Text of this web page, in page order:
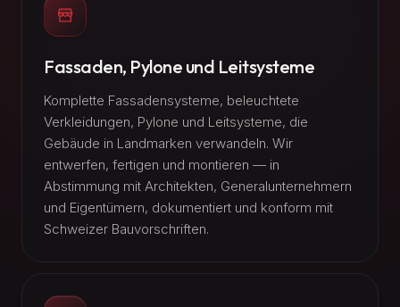
Fassaden, Pylone und Leitsysteme
Komplette Fassadensysteme, beleuchtete
Verkleidungen, Pylone und Leitsysteme, die
Gebäude in Landmarken verwandeln. Wir
entwerfen, fertigen und montieren — in
Abstimmung mit Architekten, Generalunternehmern
und Eigentümern, dokumentiert und konform mit
Schweizer Bauvorschriften.